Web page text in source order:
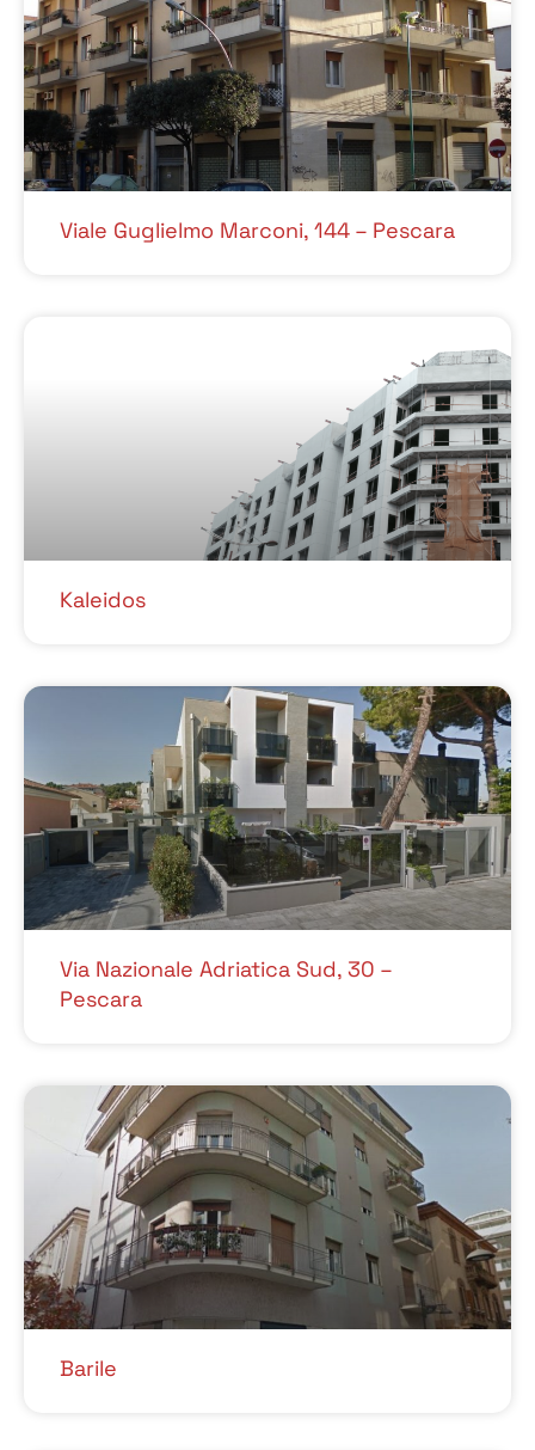
Viale Guglielmo Marconi, 144 – Pescara
Kaleidos
Via Nazionale Adriatica Sud, 30 –
Pescara
Barile